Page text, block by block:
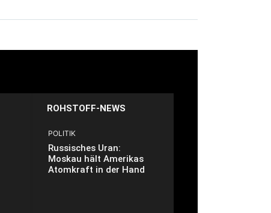
ROHSTOFF-NEWS
POLITIK
Russisches Uran:
Moskau hält Amerikas
Atomkraft in der Hand